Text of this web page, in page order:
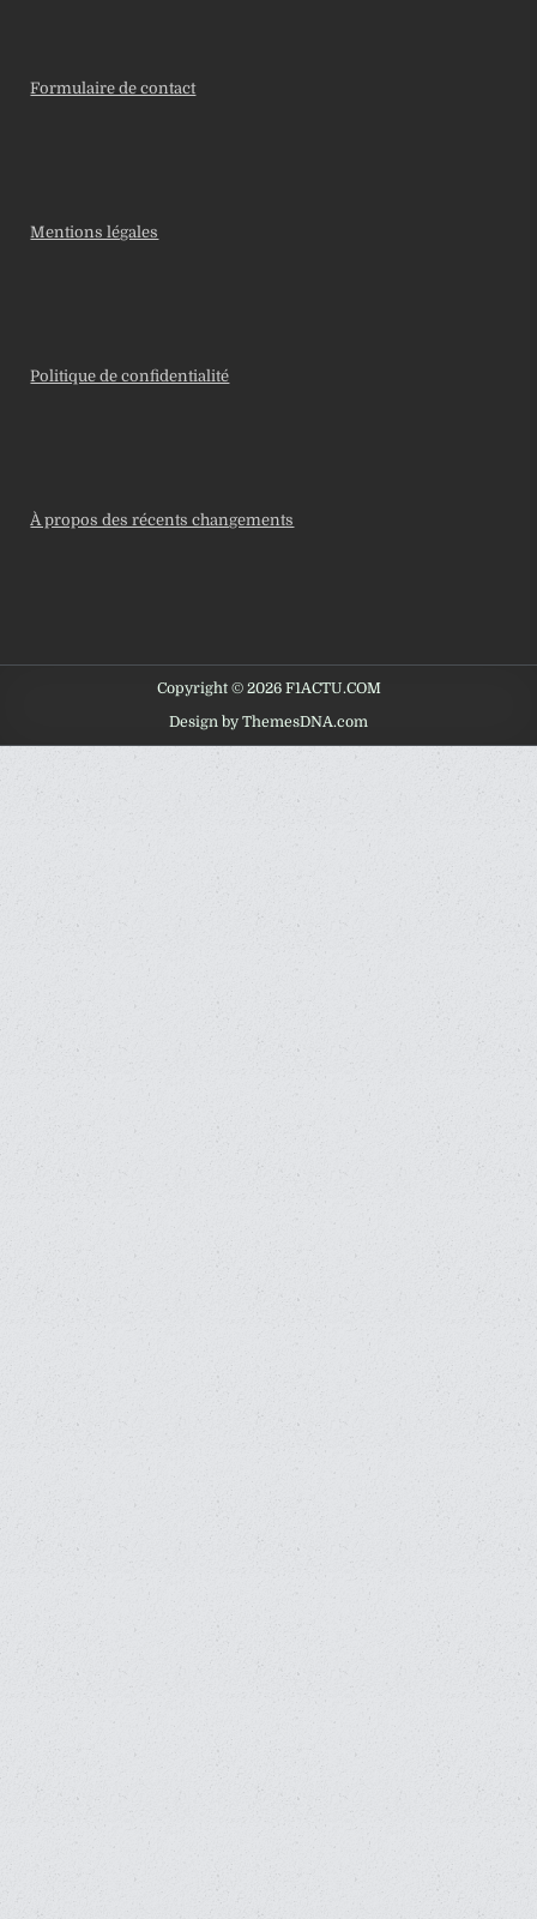
Formulaire de contact
Mentions légales
Politique de confidentialité
À propos des récents changements
Copyright © 2026 F1ACTU.COM
Design by ThemesDNA.com